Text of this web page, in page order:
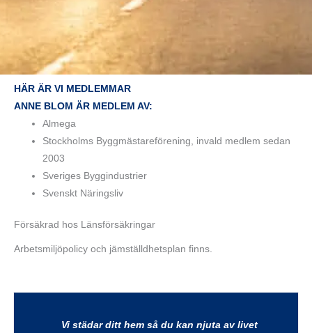
HÄR ÄR VI MEDLEMMAR
ANNE BLOM ÄR MEDLEM AV:
Almega
Stockholms Byggmästareförening, invald medlem sedan
2003
Sveriges Byggindustrier
Svenskt Näringsliv
Försäkrad hos Länsförsäkringar
Arbetsmiljöpolicy och jämställdhetsplan finns.
Vi städar ditt hem så du kan njuta av livet